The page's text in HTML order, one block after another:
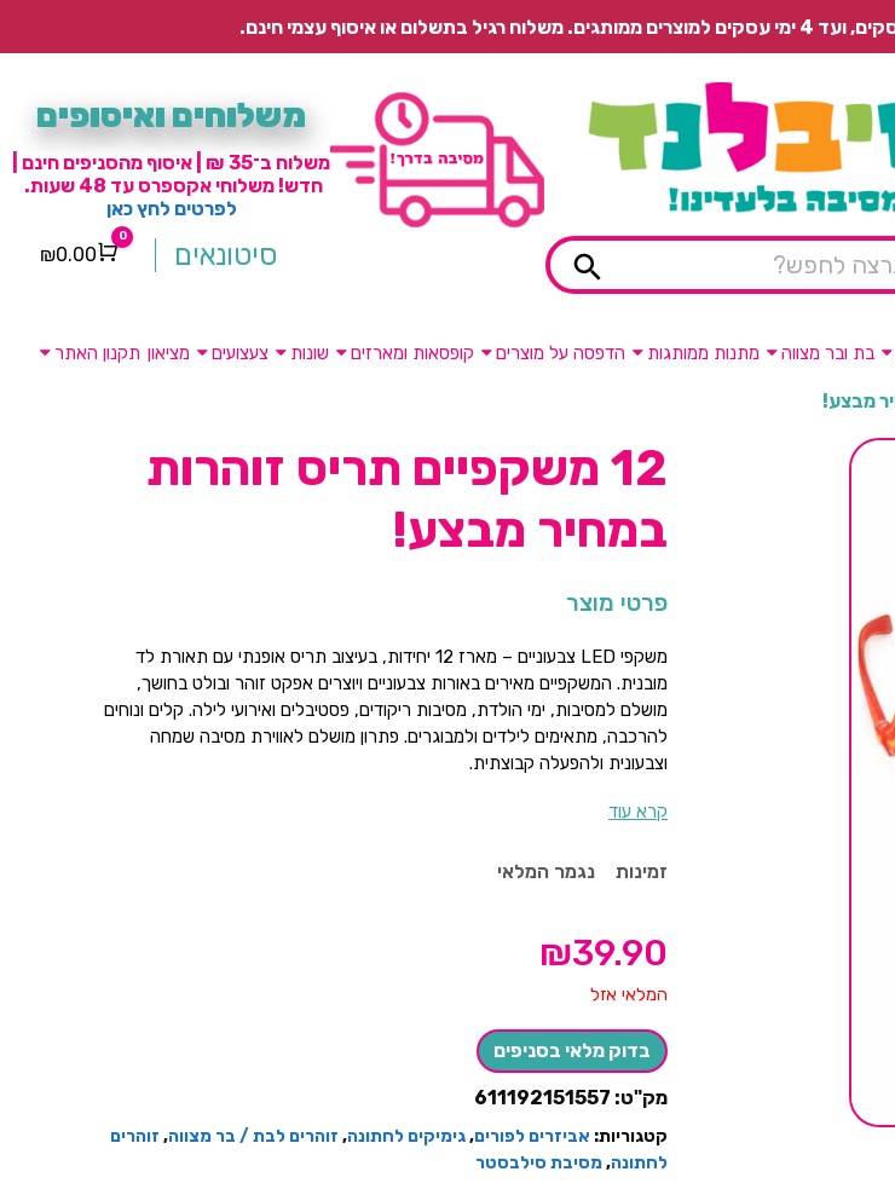
משלוחים ואיסופים
משלוח ב־35 ₪ | איסוף מהסניפים חינם |
חדש! משלוחי אקספרס עד 48 שעות.
לפרטים לחץ כאן
סיטונאים Cart
0
₪0.00
בת ובר מצווה מתנות ממותגות הדפסה על מוצרים קופסאות ומארזים שונות צעצועים מציאון תקנון האתר
12 משקפיים תריס זוהרות
במחיר מבצע!
פרטי מוצר
משקפי LED צבעוניים – מארז 12 יחידות, בעיצוב תריס אופנתי עם תאורת לד
מובנית. המשקפיים מאירים באורות צבעוניים ויוצרים אפקט זוהר ובולט בחושך,
מושלם למסיבות, ימי הולדת, מסיבות ריקודים, פסטיבלים ואירועי לילה. קלים ונוחים
להרכבה, מתאימים לילדים ולמבוגרים. פתרון מושלם לאווירת מסיבה שמחה
וצבעונית ולהפעלה קבוצתית.
קרא עוד
זמינות נגמר המלאי
₪39.90
המלאי אזל
בדוק מלאי בסניפים
מק"ט: 611192151557
קטגוריות: אביזרים לפורים,גימיקים לחתונה, זוהרים לבת / בר מצווה, זוהרים
לחתונה,מסיבת סילבסטר